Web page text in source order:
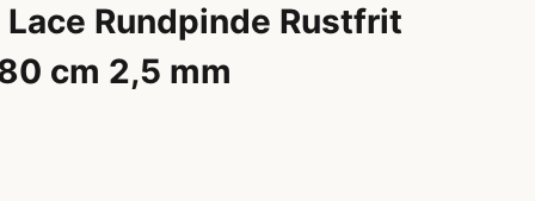
Lace Rundpinde Rustfrit
cm 2,5 mm